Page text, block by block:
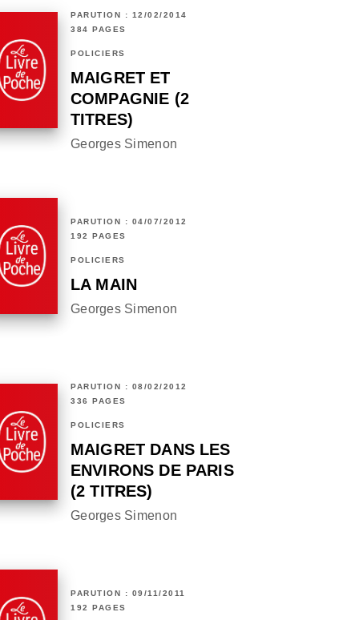
PARUTION : 12/02/2014
384 PAGES
POLICIERS
MAIGRET ET
COMPAGNIE (2
TITRES)
Georges Simenon
PARUTION : 04/07/2012
192 PAGES
POLICIERS
LA MAIN
Georges Simenon
PARUTION : 08/02/2012
336 PAGES
POLICIERS
MAIGRET DANS LES
ENVIRONS DE PARIS
(2 TITRES)
Georges Simenon
PARUTION : 09/11/2011
192 PAGES